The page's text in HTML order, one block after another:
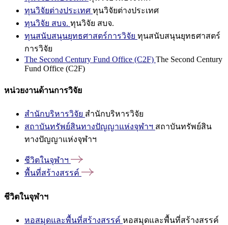
ทุนวิจัยต่างประเทศ ทุนวิจัยต่างประเทศ
ทุนวิจัย สบจ. ทุนวิจัย สบจ.
ทุนสนับสนุนยุทธศาสตร์การวิจัย ทุนสนับสนุนยุทธศาสตร์
การวิจัย
The Second Century Fund Office (C2F) The Second Century
Fund Office (C2F)
หน่วยงานด้านการวิจัย
สำนักบริหารวิจัย สำนักบริหารวิจัย
สถาบันทรัพย์สินทางปัญญาแห่งจุฬาฯ สถาบันทรัพย์สิน
ทางปัญญาแห่งจุฬาฯ
ชีวิตในจุฬาฯ
พื้นที่สร้างสรรค์
ชีวิตในจุฬาฯ
หอสมุดและพื้นที่สร้างสรรค์ หอสมุดและพื้นที่สร้างสรรค์